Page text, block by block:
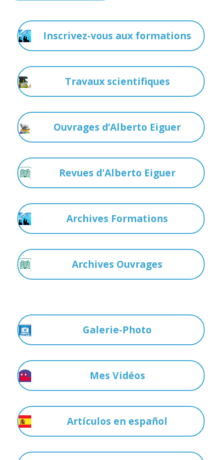
Inscrivez-vous aux formations
Travaux scientifiques
Ouvrages d’Alberto Eiguer
Revues d'Alberto Eiguer
Archives Formations
Archives Ouvrages
Galerie-Photo
Mes Vidéos
Artículos en español